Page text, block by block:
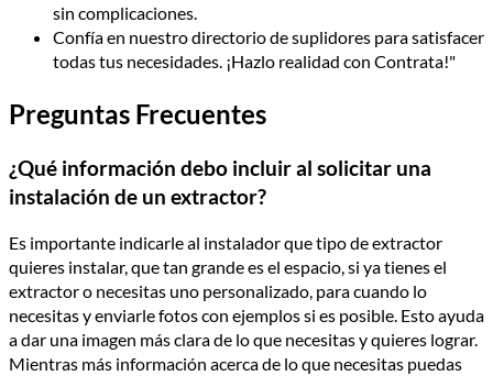
sin complicaciones.
Confía en nuestro directorio de suplidores para satisfacer
todas tus necesidades. ¡Hazlo realidad con Contrata!"
Preguntas Frecuentes
¿Qué información debo incluir al solicitar una
instalación de un extractor?
Es importante indicarle al instalador que tipo de extractor
quieres instalar, que tan grande es el espacio, si ya tienes el
extractor o necesitas uno personalizado, para cuando lo
necesitas y enviarle fotos con ejemplos si es posible. Esto ayuda
a dar una imagen más clara de lo que necesitas y quieres lograr.
Mientras más información acerca de lo que necesitas puedas